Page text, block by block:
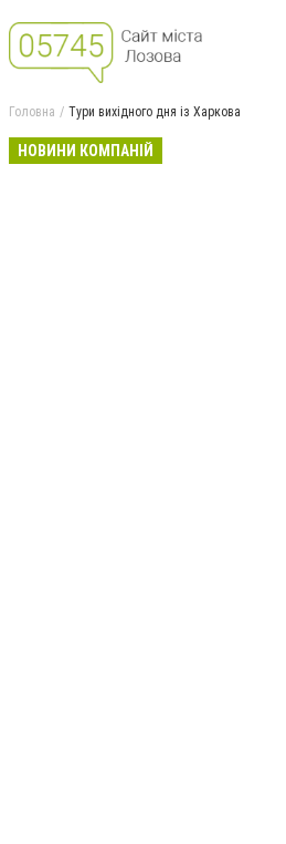
Головна Тури вихідного дня із Харкова
НОВИНИ КОМПАНІЙ